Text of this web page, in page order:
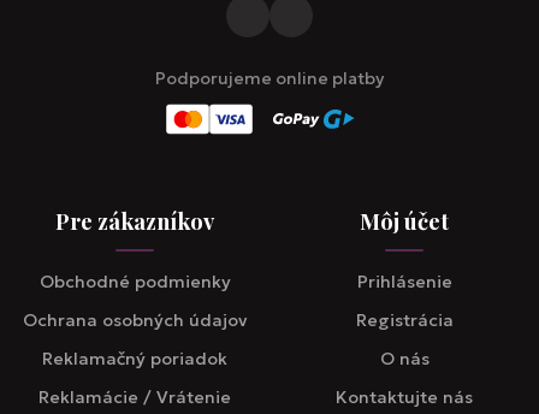
Podporujeme online platby
Pre zákazníkov
Obchodné podmienky
Ochrana osobných údajov
Reklamačný poriadok
Reklamácie / Vrátenie
Môj účet
Prihlásenie
Registrácia
O nás
Kontaktujte nás